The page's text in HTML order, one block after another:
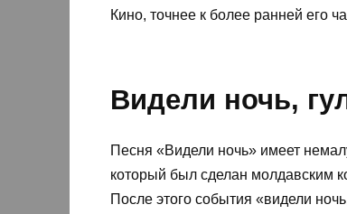
Кино, точнее к более ранней его
Видели ночь,
Песня «Видели ночь» имеет
который был сделан молдавским
После этого события «видели